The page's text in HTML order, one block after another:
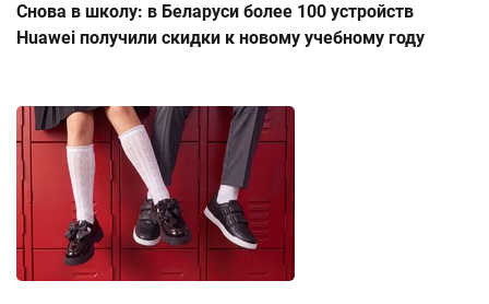
Снова в школу: в Беларуси более 100 устройств
Huawei получили скидки к новому учебному году